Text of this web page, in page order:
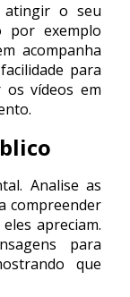
atingir o seu
por exemplo
acompanha
para
vídeos em
Analise as
compreender
apreciam.
para
que